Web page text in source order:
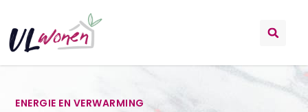
ENERGIE EN VERWARMING